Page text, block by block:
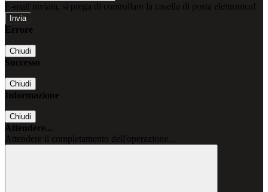
E-mail inviata, si prega di controllare la casella di posta elettronica!
Errore
Chiudi
Successo
Chiudi
Informazione
Chiudi
Attendere...
Attendere il completamento dell'operazione...